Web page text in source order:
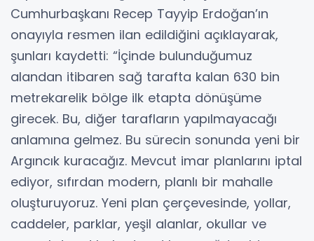
Cumhurbaşkanı Recep Tayyip Erdoğan’ın
onayıyla resmen ilan edildiğini açıklayarak,
şunları kaydetti: “İçinde bulunduğumuz
alandan itibaren sağ tarafta kalan 630 bin
metrekarelik bölge ilk etapta dönüşüme
girecek. Bu, diğer tarafların yapılmayacağı
anlamına gelmez. Bu sürecin sonunda yeni bir
Argıncık kuracağız. Mevcut imar planlarını iptal
ediyor, sıfırdan modern, planlı bir mahalle
oluşturuyoruz. Yeni plan çerçevesinde, yollar,
caddeler, parklar, yeşil alanlar, okullar ve